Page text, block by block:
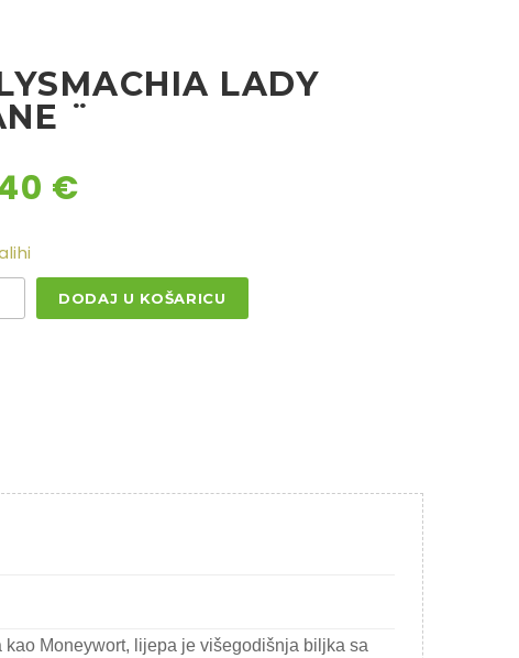
LADY
¨
€
DODAJ U KOŠARICU
Moneywort, lijepa je višegodišnja biljka sa